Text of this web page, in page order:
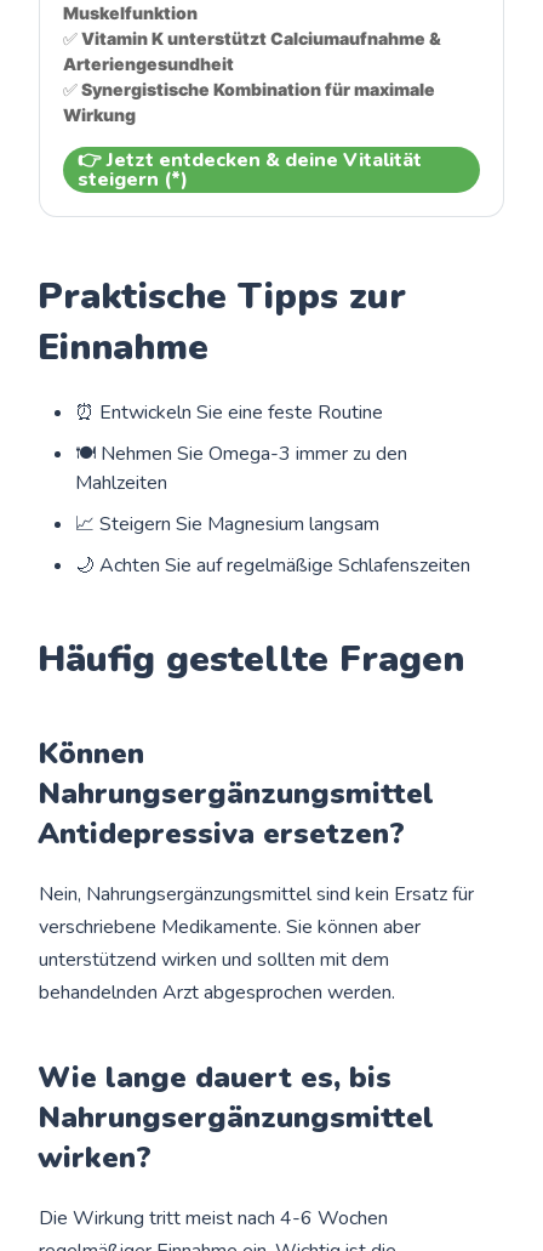
Muskelfunktion
✅ Vitamin K unterstützt Calciumaufnahme &
Arteriengesundheit
✅ Synergistische Kombination für maximale
Wirkung
👉 Jetzt entdecken & deine Vitalität
steigern (*)
Praktische Tipps zur
Einnahme
⏰ Entwickeln Sie eine feste Routine
🍽️ Nehmen Sie Omega-3 immer zu den
Mahlzeiten
📈 Steigern Sie Magnesium langsam
🌙 Achten Sie auf regelmäßige Schlafenszeiten
Häufig gestellte Fragen
Können
Nahrungsergänzungsmittel
Antidepressiva ersetzen?
Nein, Nahrungsergänzungsmittel sind kein Ersatz für
verschriebene Medikamente. Sie können aber
unterstützend wirken und sollten mit dem
behandelnden Arzt abgesprochen werden.
Wie lange dauert es, bis
Nahrungsergänzungsmittel
wirken?
Die Wirkung tritt meist nach 4-6 Wochen